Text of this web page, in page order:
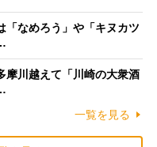
「なめろう」や「キヌカツ
摩川越えて「川崎の大衆酒
一覧を見る